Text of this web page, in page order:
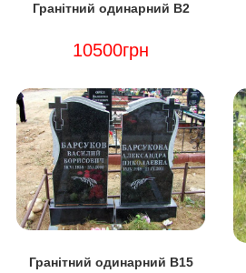
Гранітний одинарний В2
10500грн
Гранітний одинарний В15